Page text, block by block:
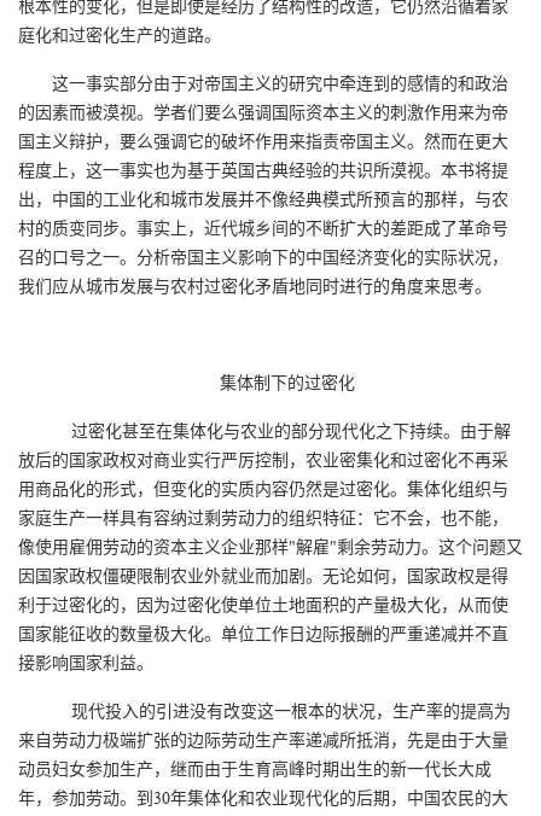
根本性的变化，但是即使是经历了结构性的改造，它仍然沿循着家
庭化和过密化生产的道路。
这一事实部分由于对帝国主义的研究中牵连到的感情的和政治
的因素而被漠视。学者们要么强调国际资本主义的刺激作用来为帝
国主义辩护，要么强调它的破坏作用来指责帝国主义。然而在更大
程度上，这一事实也为基于英国古典经验的共识所漠视。本书将提
出，中国的工业化和城市发展并不像经典模式所预言的那样，与农
村的质变同步。事实上，近代城乡间的不断扩大的差距成了革命号
召的口号之一。分析帝国主义影响下的中国经济变化的实际状况，
我们应从城市发展与农村过密化矛盾地同时进行的角度来思考。
集体制下的过密化
过密化甚至在集体化与农业的部分现代化之下持续。由于解
放后的国家政权对商业实行严厉控制，农业密集化和过密化不再采
用商品化的形式，但变化的实质内容仍然是过密化。集体化组织与
家庭生产一样具有容纳过剩劳动力的组织特征：它不会，也不能，
像使用雇佣劳动的资本主义企业那样"解雇"剩余劳动力。这个问题又
因国家政权僵硬限制农业外就业而加剧。无论如何，国家政权是得
利于过密化的，因为过密化使单位土地面积的产量极大化，从而使
国家能征收的数量极大化。单位工作日边际报酬的严重递减并不直
接影响国家利益。
现代投入的引进没有改变这一根本的状况，生产率的提高为
来自劳动力极端扩张的边际劳动生产率递减所抵消，先是由于大量
动员妇女参加生产，继而由于生育高峰时期出生的新一代长大成
年，参加劳动。到30年集体化和农业现代化的后期，中国农民的大